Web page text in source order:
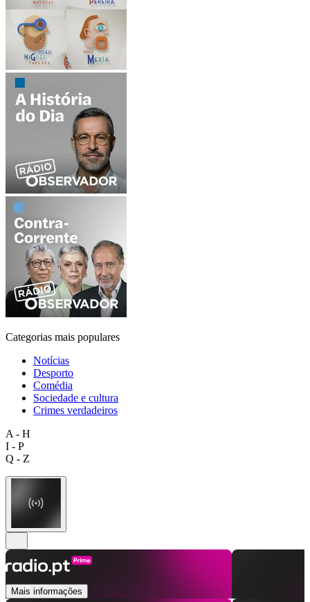
Categorias mais populares
Notícias
Desporto
Comédia
Sociedade e cultura
Crimes verdadeiros
A - H
I - P
Q - Z
Mais informações